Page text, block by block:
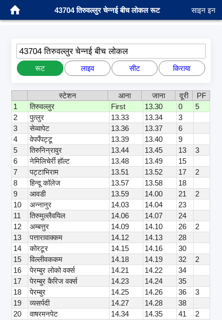
43704 तिरुवल्लुर चेन्नई बीच लोकल रूट साइन इन
43704 तिरुवल्लुर चेन्नई बीच लोकल
रूट लाइव सीट किराया
स्टेशन आना जाना दूरी
PF
1
तिरुवल्लुर First 13.30 0
5
2
पुत्लुर 13.33 13.34
3
3
सेव्वापेट 13.36 13.37
6
4
वेपपँपट्टू 13.39 13.40
9
5
तिरुनिन्रावुर 13.44 13.45 13
3
6
नेमिलिचेर्री हॉल्ट 13.48 13.49
15
7
पट्टाभिराम 13.51 13.52 17
2
8
हिन्दू कॉलेज 13.57 13.58
18
9
आवडी 13.59 14.00 21
2
10
अन्नानुर 14.03 14.04
23
11
तिरुमुल्लैवयिल 14.06 14.07
24
12
अम्बत्तुर 14.09 14.10 26
2
13
पत्तारावाक्कम 14.12 14.13
28
14
कोरटूर 14.15 14.16
30
15
विल्लीवककम 14.18 14.19 32
2
16
पेरम्बुर लोको वर्क्स 14.21 14.22
34
17
पेरम्बुर कैरिज वर्क्स 14.23 14.24
35
18
पेरम्बुर 14.25 14.26 36
3
19
व्यसर्पदी 14.27 14.28
38
20
वाषरमनपेट 14.34 14.35 41
2